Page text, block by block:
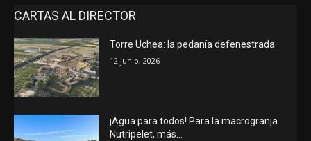
CARTAS AL DIRECTOR
Torre Uchea: la pedanía defenestrada
12 junio, 2026
¡Agua para todos! Para la macrogranja
Nutripelet, más…